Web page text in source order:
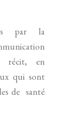
par la
récit, en
qui sont
de santé